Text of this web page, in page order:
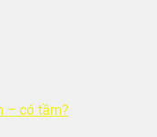
– có tầm?